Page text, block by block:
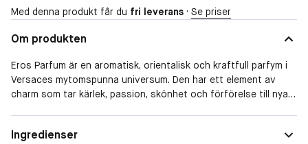
Med denna produkt får du fri leverans · Se priser
Om produkten
Eros Parfum är en aromatisk, orientalisk och kraftfull parfym i
Versaces mytomspunna universum. Den har ett element av
charm som tar kärlek, passion, skönhet och förförelse till nya
hjärta. Mystiska tränoter ger fyllighet och frammanar en
Ingredienser